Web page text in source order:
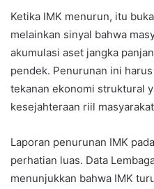
Ketika IMK menurun, itu
melainkan sinyal bahwa
akumulasi aset jangka
pendek. Penurunan ini
tekanan ekonomi struktural
kesejahteraan riil
Laporan penurunan IMK
perhatian luas. Data
menunjukkan bahwa IMK